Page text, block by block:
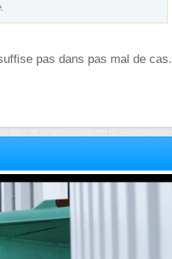
pas dans pas mal de cas.